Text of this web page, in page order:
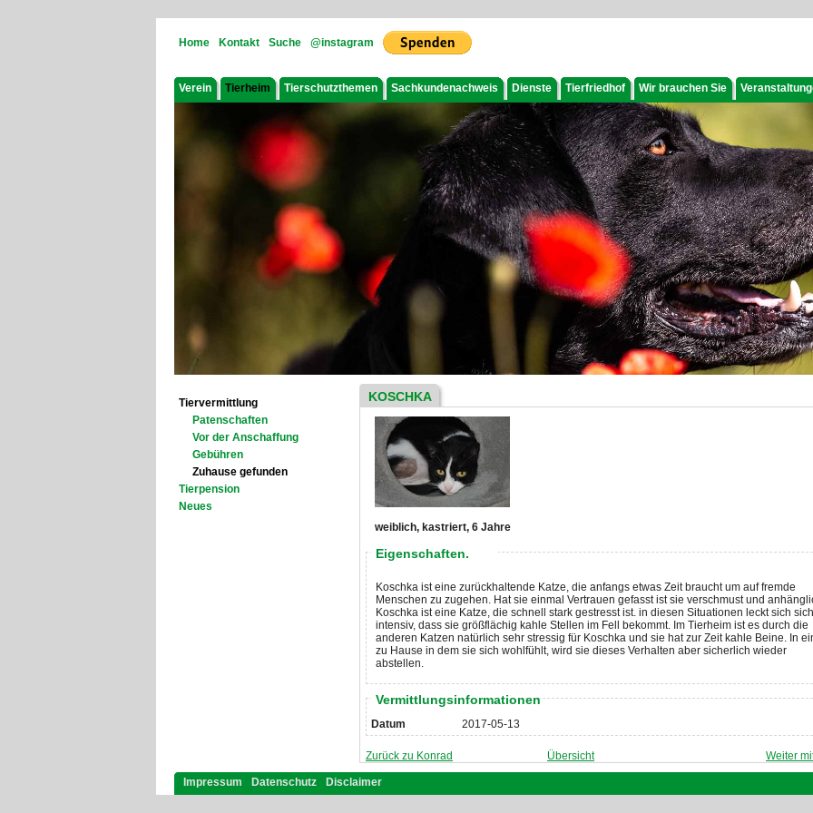
Home Kontakt Suche @instagram
Verein Tierheim Tierschutzthemen Sachkundenachweis Dienste Tierfriedhof Wir brauchen Sie
Tiervermittlung
Patenschaften
Vor der Anschaffung
Gebühren
Zuhause gefunden
Tierpension
Neues
KOSCHKA
weiblich, kastriert, 6 Jahre
Eigenschaften.
Koschka ist eine zurückhaltende Katze, die anfangs etwas Zeit braucht um auf fremde
Menschen zu zugehen. Hat sie einmal Vertrauen gefasst ist sie verschmust und
Koschka ist eine Katze, die schnell stark gestresst ist. in diesen Situationen leckt sich
intensiv, dass sie größflächig kahle Stellen im Fell bekommt. Im Tierheim ist es durch die
anderen Katzen natürlich sehr stressig für Koschka und sie hat zur Zeit kahle Beine. In
zu Hause in dem sie sich wohlfühlt, wird sie dieses Verhalten aber sicherlich wieder
abstellen.
Vermittlungsinformationen
Datum 2017-05-13
Zurück zu Konrad Übersicht Weiter
Impressum Datenschutz Disclaimer